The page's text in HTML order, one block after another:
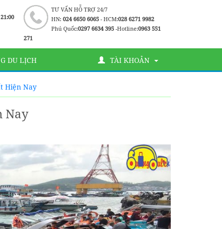
TƯ VẤN HỖ TRỢ 24/7
HN: 024 6650 6065- HCM:028 6271 9982
Phú Quốc:0297 6634 395 -Hotline:0963 551
271
DU LỊCH TÀI KHOẢN
Hiện Nay
Nay